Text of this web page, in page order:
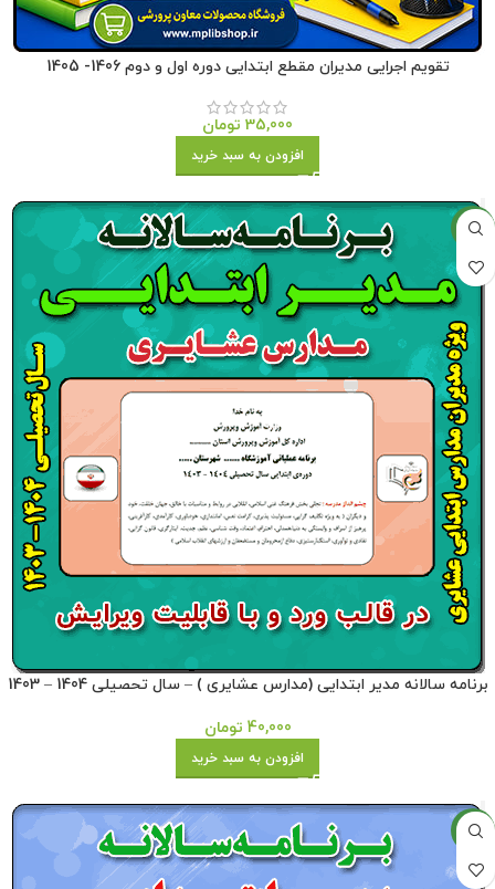
تقویم اجرایی مدیران مقطع ابتدایی دوره اول و دوم 1406- 1405
35,000 تومان
افزودن به سبد خرید
جدید
برنامه سالانه مدیر ابتدایی (مدارس عشایری ) – سال تحصیلی 1404 – 1403
40,000 تومان
افزودن به سبد خرید
جدید